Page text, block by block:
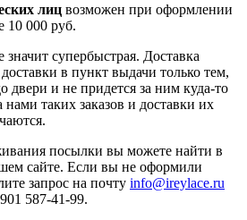
лиц возможен при оформлении
10 000 руб.
значит супербыстрая. Доставка
в пункт выдачи только тем,
двери и не придется за ним куда-то
таких заказов и доставки их
посылки вы можете найти в
сайте. Если вы не оформили
запрос на почту info@ireylace.ru
587-41-99.